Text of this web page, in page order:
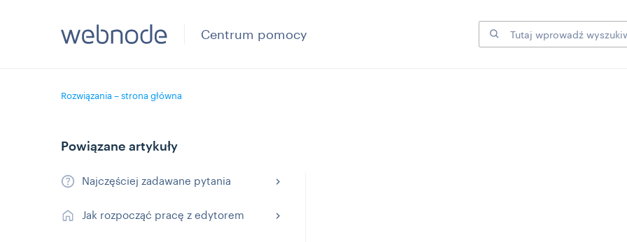
Centrum pomocy
Rozwiązania – strona główna
Powiązane artykuły
Najczęściej zadawane pytania
Jak rozpocząć pracę z edytorem